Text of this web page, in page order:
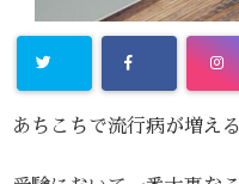
あちこちで流行病が増え